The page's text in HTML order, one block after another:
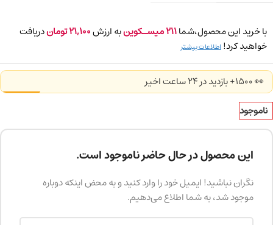
با خرید این محصول،شما211میسـکوینبه ارزش21,100توماندریافت
خواهید کرد! اطلاعات بیشتر
👀 1500+ بازدید در ۲۴ ساعت اخیر
ناموجود
این محصول در حال حاضر ناموجود است.
نگران نباشید! ایمیل خود را وارد کنید و به محض اینکه دوباره
موجود شد، به شما اطلاع می‌دهیم.